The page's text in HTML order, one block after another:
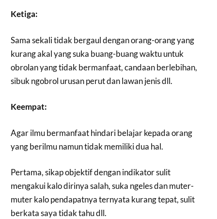
Ketiga:
Sama sekali tidak bergaul dengan orang-orang yang
kurang akal yang suka buang-buang waktu untuk
obrolan yang tidak bermanfaat, candaan berlebihan,
sibuk ngobrol urusan perut dan lawan jenis dll.
Keempat:
Agar ilmu bermanfaat hindari belajar kepada orang
yang berilmu namun tidak memiliki dua hal.
Pertama, sikap objektif dengan indikator sulit
mengakui kalo dirinya salah, suka ngeles dan muter-
muter kalo pendapatnya ternyata kurang tepat, sulit
berkata saya tidak tahu dll.